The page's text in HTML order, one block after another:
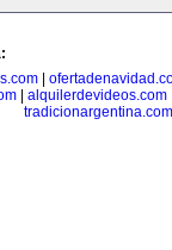
alquilerdevideos.com
tradicionargentina.com